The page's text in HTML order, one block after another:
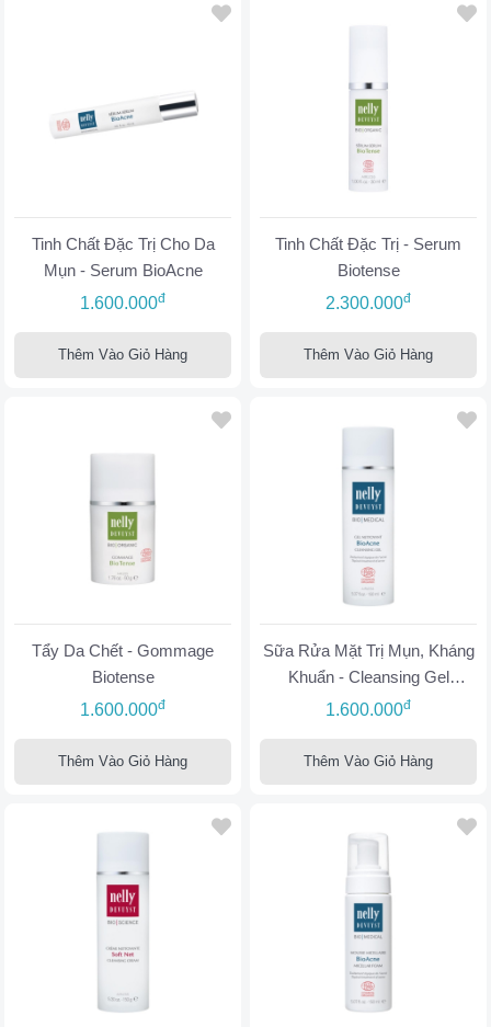
Tinh Chất Đặc Trị Cho Da
Mụn - Serum BioAcne
1.600.000đ
Thêm Vào Giỏ Hàng
Tinh Chất Đặc Trị - Serum
Biotense
2.300.000đ
Thêm Vào Giỏ Hàng
Tẩy Da Chết - Gommage
Biotense
1.600.000đ
Thêm Vào Giỏ Hàng
Sữa Rửa Mặt Trị Mụn, Kháng
Khuẩn - Cleansing Gel
BioAcne
1.600.000đ
Thêm Vào Giỏ Hàng